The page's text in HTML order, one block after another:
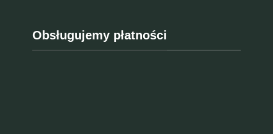
Obsługujemy płatności